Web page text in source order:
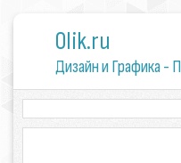
0lik.ru
Дизайн и Графика -